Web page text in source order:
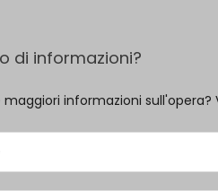
di informazioni?
informazioni